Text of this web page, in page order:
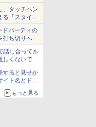
ち・ざ・ろー
してる？】
、タッチペン
る「スタイラ
にも、持ち替
ドパーティの
打ち切りへ
話し合ってル
しくないです
デビューする
にヒントを聞
すると見せか
イト名とドメ
もっと見る